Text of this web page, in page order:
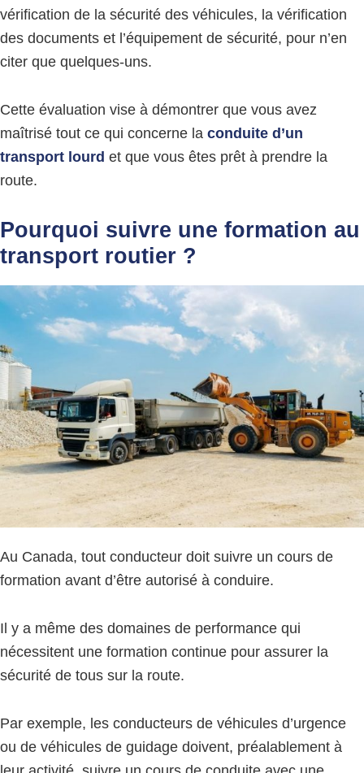
vérification de la sécurité des véhicules, la vérification
des documents et l’équipement de sécurité, pour n’en
citer que quelques-uns.
Cette évaluation vise à démontrer que vous avez
maîtrisé tout ce qui concerne la conduite d’un
transport lourd et que vous êtes prêt à prendre la
route.
Pourquoi suivre une formation au
transport routier ?
Au Canada, tout conducteur doit suivre un cours de
formation avant d’être autorisé à conduire.
Il y a même des domaines de performance qui
nécessitent une formation continue pour assurer la
sécurité de tous sur la route.
Par exemple, les conducteurs de véhicules d’urgence
ou de véhicules de guidage doivent, préalablement à